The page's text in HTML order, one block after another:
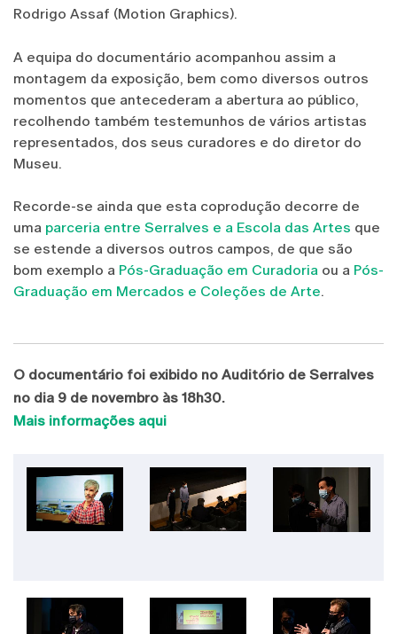
Rodrigo Assaf (Motion Graphics).
A equipa do documentário acompanhou assim a
montagem da exposição, bem como diversos outros
momentos que antecederam a abertura ao público,
recolhendo também testemunhos de vários artistas
representados, dos seus curadores e do diretor do
Museu.
Recorde-se ainda que esta coprodução decorre de
uma parceria entre Serralves e a Escola das Artes que
se estende a diversos outros campos, de que são
bom exemplo a Pós-Graduação em Curadoria ou a Pós-
Graduação em Mercados e Coleções de Arte.
O documentário foi exibido no Auditório de Serralves
no dia 9 de novembro às 18h30.
Mais informações aqui